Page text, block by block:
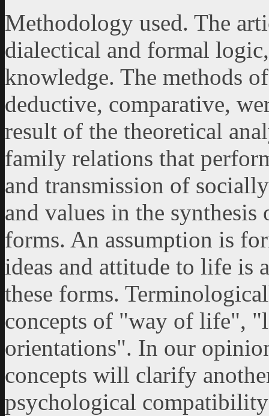
Methodology used. The
dialectical and formal
knowledge. The methods
deductive, comparative,
result of the theoretical
family relations that
and transmission of
and values in the
forms. An assumption is
ideas and attitude to life is
these forms.
concepts of "way of life",
orientations". In our
concepts will clarify
psychological